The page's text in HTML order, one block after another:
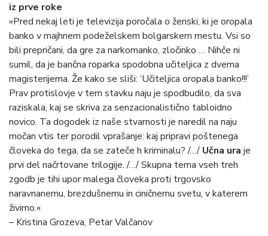
iz prve roke
»Pred nekaj leti je televizija poročala o ženski, ki je oropala
banko v majhnem podeželskem bolgarskem mestu. Vsi so
bili prepričani, da gre za narkomanko, zločinko … Nihče ni
sumil, da je bančna roparka spodobna učiteljica z dvema
magisterijema. Že kako se sliši: ‘Učiteljica oropala banko!!!’
Prav protislovje v tem stavku naju je spodbudilo, da sva
raziskala, kaj se skriva za senzacionalistično tabloidno
novico. Ta dogodek iz naše stvarnosti je naredil na naju
močan vtis ter porodil vprašanje: kaj pripravi poštenega
človeka do tega, da se zateče h kriminalu? /…/ Učna ura je
prvi del načrtovane trilogije. /…/ Skupna tema vseh treh
zgodb je tihi upor malega človeka proti trgovsko
naravnanemu, brezdušnemu in ciničnemu svetu, v katerem
živimo.«
– Kristina Grozeva, Petar Valčanov